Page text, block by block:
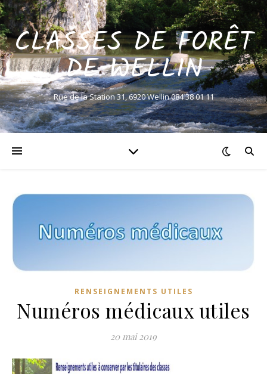
CLASSES DE FORÊT
DE WELLIN
Rue de la Station 31, 6920 Wellin 084 38 01 11
RENSEIGNEMENTS UTILES
Numéros médicaux utiles
20 mai 2019